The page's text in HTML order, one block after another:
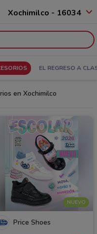
Xochimilco - 16034
EL REGRESO A
en Xochimilco
NUEVO
Price Shoes